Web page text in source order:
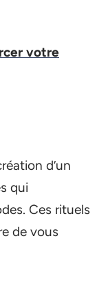
votre
d’un
qui
Ces rituels
de vous